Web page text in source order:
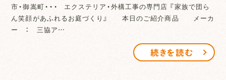
市・御嵩町・・・ エクステリア・外構工事の専門店 『家族で団ら
ん笑顔があふれるお庭づくり』 本日のご紹介商品 メーカ
ー ： 三協ア…
続きを読む